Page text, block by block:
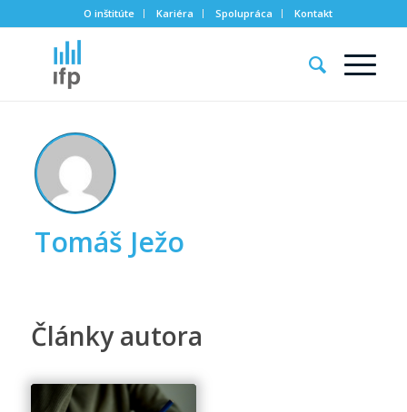
O inštitúte Kariéra Spolupráca Kontakt
Tomáš Ježo
Články autora